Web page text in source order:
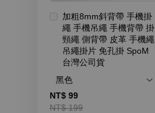
加粗8mm斜背帶 手機掛
繩 手機吊繩 手機背帶 掛
頸繩 側背帶 皮革 手機繩
吊繩掛片 免孔掛 SpoM
台灣公司貨
NT$ 99
NT$ 199